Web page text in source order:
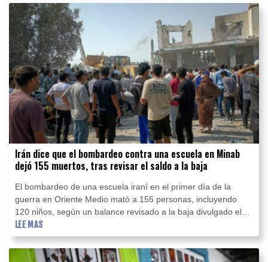
Irán dice que el bombardeo contra una escuela en Minab
dejó 155 muertos, tras revisar el saldo a la baja
El bombardeo de una escuela iraní en el primer día de la
guerra en Oriente Medio mató a 155 personas, incluyendo
120 niños, según un balance revisado a la baja divulgado el
martes por la televisión estatal IRIB.
LEE MAS